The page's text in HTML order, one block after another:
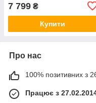
7 799 ₴
Купити
Про нас
100% позитивних з 26
Працює з